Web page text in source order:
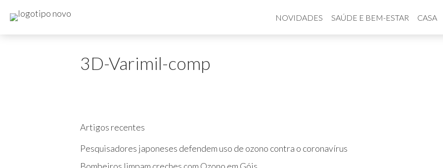
NOVIDADES SAÚDE E BEM-ESTAR CASA
3D-Varimil-comp
Artigos recentes
Pesquisadores japoneses defendem uso de ozono contra o coronavírus